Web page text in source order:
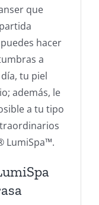
que
hacer
a
tu piel
además, le
a tu tipo
LumiSpa™.